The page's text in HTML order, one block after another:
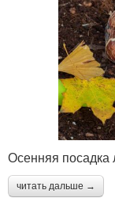
Осенняя посадка
читать дальше →